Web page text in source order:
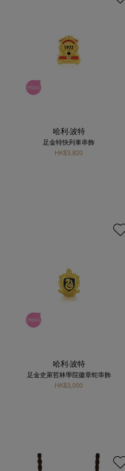
哈利‧波特
足金特快列車串飾
HK$3,820
哈利‧波特
足金史萊哲林學院徽章蛇串飾
HK$3,000